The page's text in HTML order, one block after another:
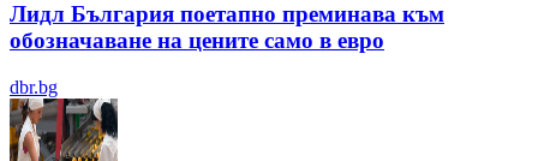
Лидл България поетапно преминава към
обозначаване на цените само в евро
dbr.bg